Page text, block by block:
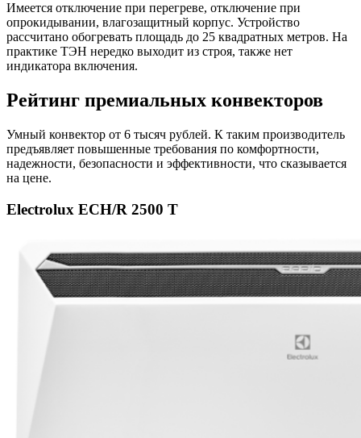
Имеется отключение при перегреве, отключение при
опрокидывании, влагозащитный корпус. Устройство
рассчитано обогревать площадь до 25 квадратных метров. На
практике ТЭН нередко выходит из строя, также нет
индикатора включения.
Рейтинг премиальных конвекторов
Умный конвектор от 6 тысяч рублей. К таким производитель
предъявляет повышенные требования по комфортности,
надежности, безопасности и эффективности, что сказывается
на цене.
Electrolux ECH/R 2500 T